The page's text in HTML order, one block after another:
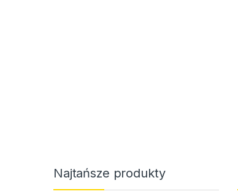
Najtańsze produkty